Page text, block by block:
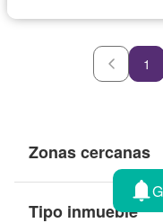
1
Zonas cercanas
Tipo inmueble